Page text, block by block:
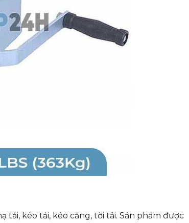
kéo tải, kéo căng, tời tải. Sản phẩm được